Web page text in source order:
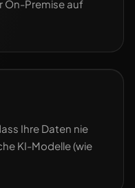
On-Premise auf
Ihre Daten nie
KI-Modelle (wie